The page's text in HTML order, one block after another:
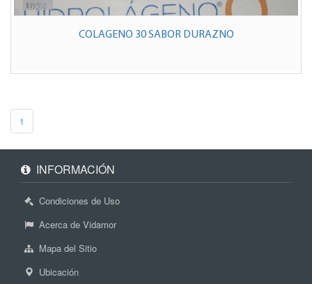
COLAGENO 30 SABOR DURAZNO
1
INFORMACIÓN
Condiciones de Uso
Acerca de Vidamor
Mapa del Sitio
Ubicación